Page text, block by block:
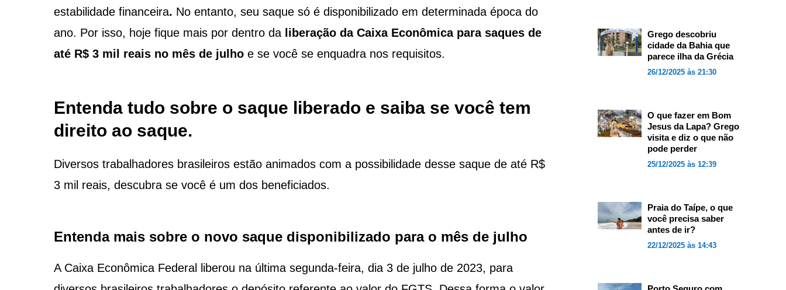
estabilidade financeira. No entanto, seu saque só é disponibilizado em determinada época do
ano. Por isso, hoje fique mais por dentro da liberação da Caixa Econômica para saques de
até R$ 3 mil reais no mês de julho e se você se enquadra nos requisitos.
Entenda tudo sobre o saque liberado e saiba se você tem
direito ao saque.
Diversos trabalhadores brasileiros estão animados com a possibilidade desse saque de até R$
3 mil reais, descubra se você é um dos beneficiados.
Entenda mais sobre o novo saque disponibilizado para o mês de julho
A Caixa Econômica Federal liberou na última segunda-feira, dia 3 de julho de 2023, para
Grego descobriu
cidade da Bahia que
parece ilha da Grécia
26/12/2025 às 21:30
O que fazer em Bom
Jesus da Lapa? Grego
visita e diz o que não
pode perder
25/12/2025 às 12:39
Praia do Taípe, o que
você precisa saber
antes de ir?
22/12/2025 às 14:43